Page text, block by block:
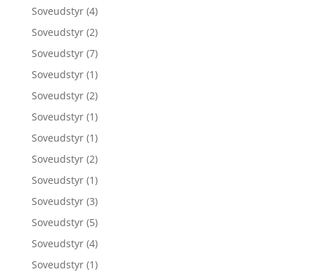
Soveudstyr (4)
Soveudstyr (2)
Soveudstyr (7)
Soveudstyr (1)
Soveudstyr (2)
Soveudstyr (1)
Soveudstyr (1)
Soveudstyr (2)
Soveudstyr (1)
Soveudstyr (3)
Soveudstyr (5)
Soveudstyr (4)
Soveudstyr (1)